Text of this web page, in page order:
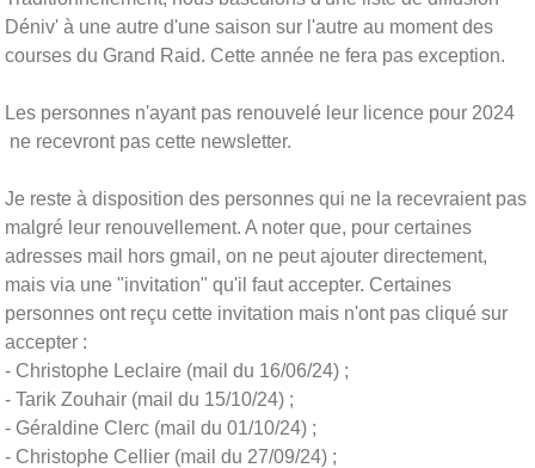
Déniv' à une autre d'une saison sur l'autre au moment des
courses du Grand Raid. Cette année ne fera pas exception.
Les personnes n'ayant pas renouvelé leur licence pour 2024
ne recevront pas cette newsletter.
Je reste à disposition des personnes qui ne la recevraient pas
malgré leur renouvellement. A noter que, pour certaines
adresses mail hors gmail, on ne peut ajouter directement,
mais via une "invitation" qu'il faut accepter. Certaines
personnes ont reçu cette invitation mais n'ont pas cliqué sur
accepter :
- Christophe Leclaire (mail du 16/06/24) ;
- Tarik Zouhair (mail du 15/10/24) ;
- Géraldine Clerc (mail du 01/10/24) ;
- Christophe Cellier (mail du 27/09/24) ;